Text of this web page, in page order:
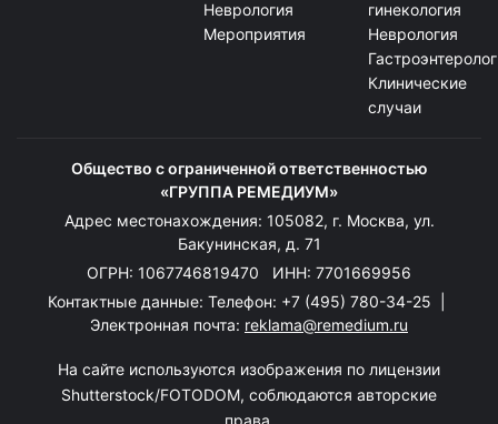
Неврология
Мероприятия
гинекология
Неврология
Клинические
случаи
Общество с ограниченной ответственностью
«ГРУППА РЕМЕДИУМ»
Адрес местонахождения: 105082, г. Москва, ул.
Бакунинская, д. 71
ОГРН: 1067746819470 ИНН: 7701669956
Контактные данные: Телефон: +7 (495) 780-34-25
Электронная почта: reklama@remedium.ru
На сайте используются изображения по лицензии
Shutterstock/FOTODOM, соблюдаются авторские